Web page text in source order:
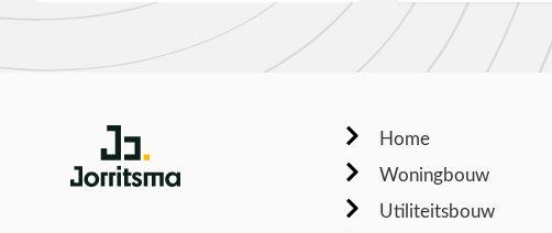
Home
Woningbouw
Utiliteitsbouw